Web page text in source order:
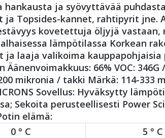
hankausta ja syövyttävää
Topsides-kannet, rahtipyrit jne.
kovetettuja öljyjä vastaan,
lämpötilassa Korkean
laaja valikoima kauppapohjaisia
66% VOC:
mikronia / takki Märkä: 114-
Sovellus: Hyväksytty
Sekoita perusteellisesti Power
elämä:
0 ° C 5 ° C